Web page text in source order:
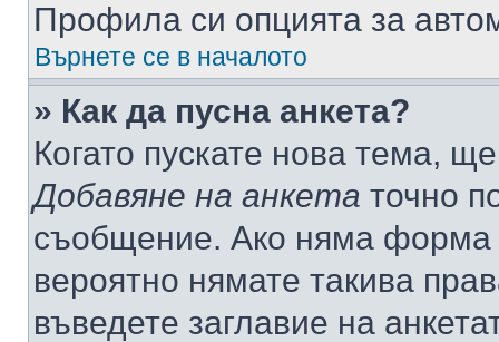
Профила си опцията за
Върнете се в началото
» Как да пусна анкета?
Когато пускате нова тема,
Добавяне на анкета точно
съобщение. Ако няма форма
вероятно нямате такива
въведете заглавие на